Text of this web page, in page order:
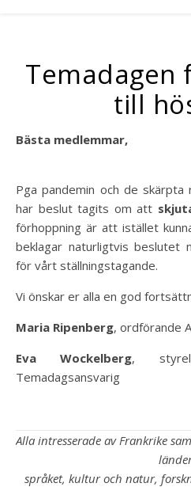
till
Bästa medlemmar,
Pga pandemin och de
har beslut tagits om att
förhoppning är att istället
beklagar naturligtvis beslutet
för vårt ställningstagande.
Vi önskar er alla en god
Maria Ripenberg, ordförande
Eva Wockelberg,
Temadagsansvarig
Alla intresserade av Frankrike
språket, kultur och natur,